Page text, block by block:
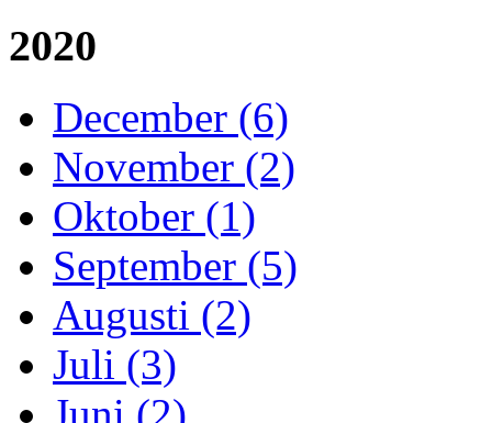
2020
December (6)
November (2)
Oktober (1)
September (5)
Augusti (2)
Juli (3)
Juni (2)